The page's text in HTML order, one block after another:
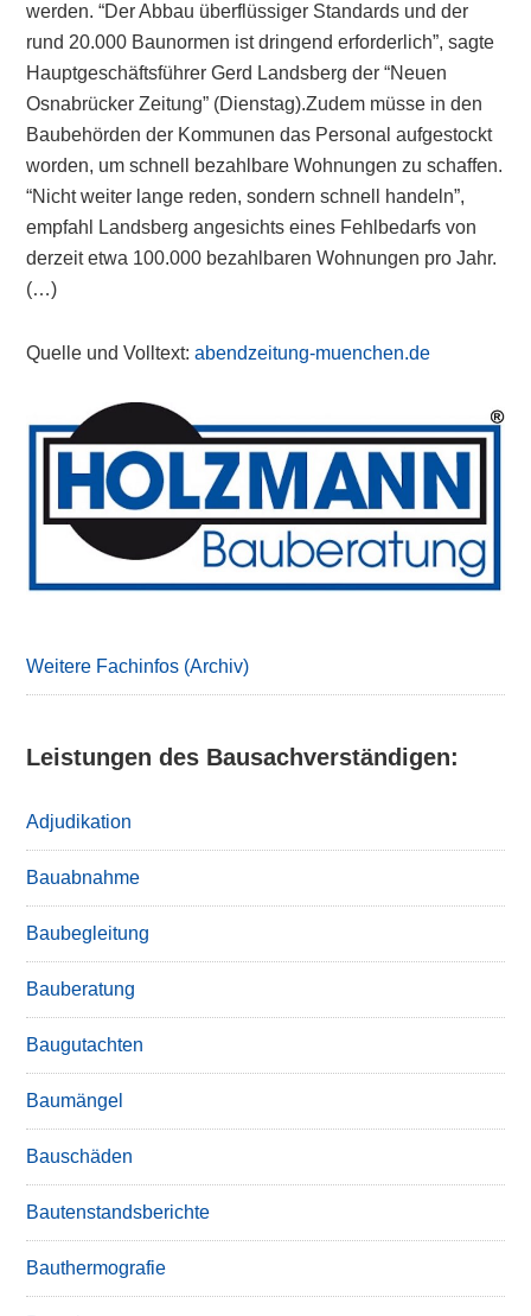
werden. “Der Abbau überflüssiger Standards und der
rund 20.000 Baunormen ist dringend erforderlich”, sagte
Hauptgeschäftsführer Gerd Landsberg der “Neuen
Osnabrücker Zeitung” (Dienstag).Zudem müsse in den
Baubehörden der Kommunen das Personal aufgestockt
worden, um schnell bezahlbare Wohnungen zu schaffen.
“Nicht weiter lange reden, sondern schnell handeln”,
empfahl Landsberg angesichts eines Fehlbedarfs von
derzeit etwa 100.000 bezahlbaren Wohnungen pro Jahr.
(…)
Quelle und Volltext:abendzeitung-muenchen.de
Primary
Sidebar
Weitere Fachinfos (Archiv)
Leistungen des Bausachverständigen:
Adjudikation
Bauabnahme
Baubegleitung
Bauberatung
Baugutachten
Baumängel
Bauschäden
Bautenstandsberichte
Bauthermografie